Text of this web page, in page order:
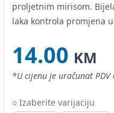
proljetnim mirisom.
laka kontrola promjena
14.00 KM
*U cijenu je uračunat PDV
○ Izaberite varijaciju